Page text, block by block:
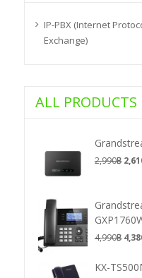
IP-PBX (Internet
Exchange)
ALL PRODUCTS
2,990฿
4,990฿
KX-